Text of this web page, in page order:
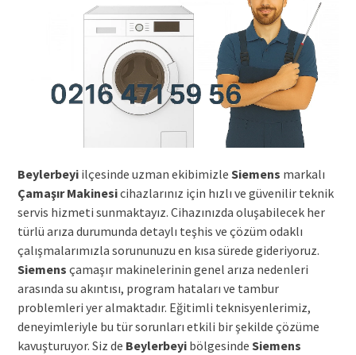
Beylerbeyiilçesinde uzman ekibimizle Siemens markalı
Çamaşır Makinesicihazlarınız için hızlı ve güvenilir teknik
servis hizmeti sunmaktayız. Cihazınızda oluşabilecek her
türlü arıza durumunda detaylı teşhis ve çözüm odaklı
çalışmalarımızla sorununuzu en kısa sürede gideriyoruz.
Siemens çamaşır makinelerinin genel arıza nedenleri
arasında su akıntısı, program hataları ve tambur
problemleri yer almaktadır. Eğitimli teknisyenlerimiz,
deneyimleriyle bu tür sorunları etkili bir şekilde çözüme
kavuşturuyor. Siz de Beylerbeyibölgesinde Siemens